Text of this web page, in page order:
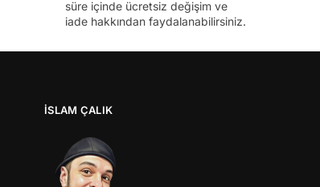
süre içinde ücretsiz değişim ve
iade hakkından faydalanabilirsiniz.
İSLAM ÇALIK